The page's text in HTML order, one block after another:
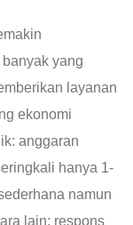
yang
layanan
ekonomi
anggaran
hanya 1-
namun
lain: respons